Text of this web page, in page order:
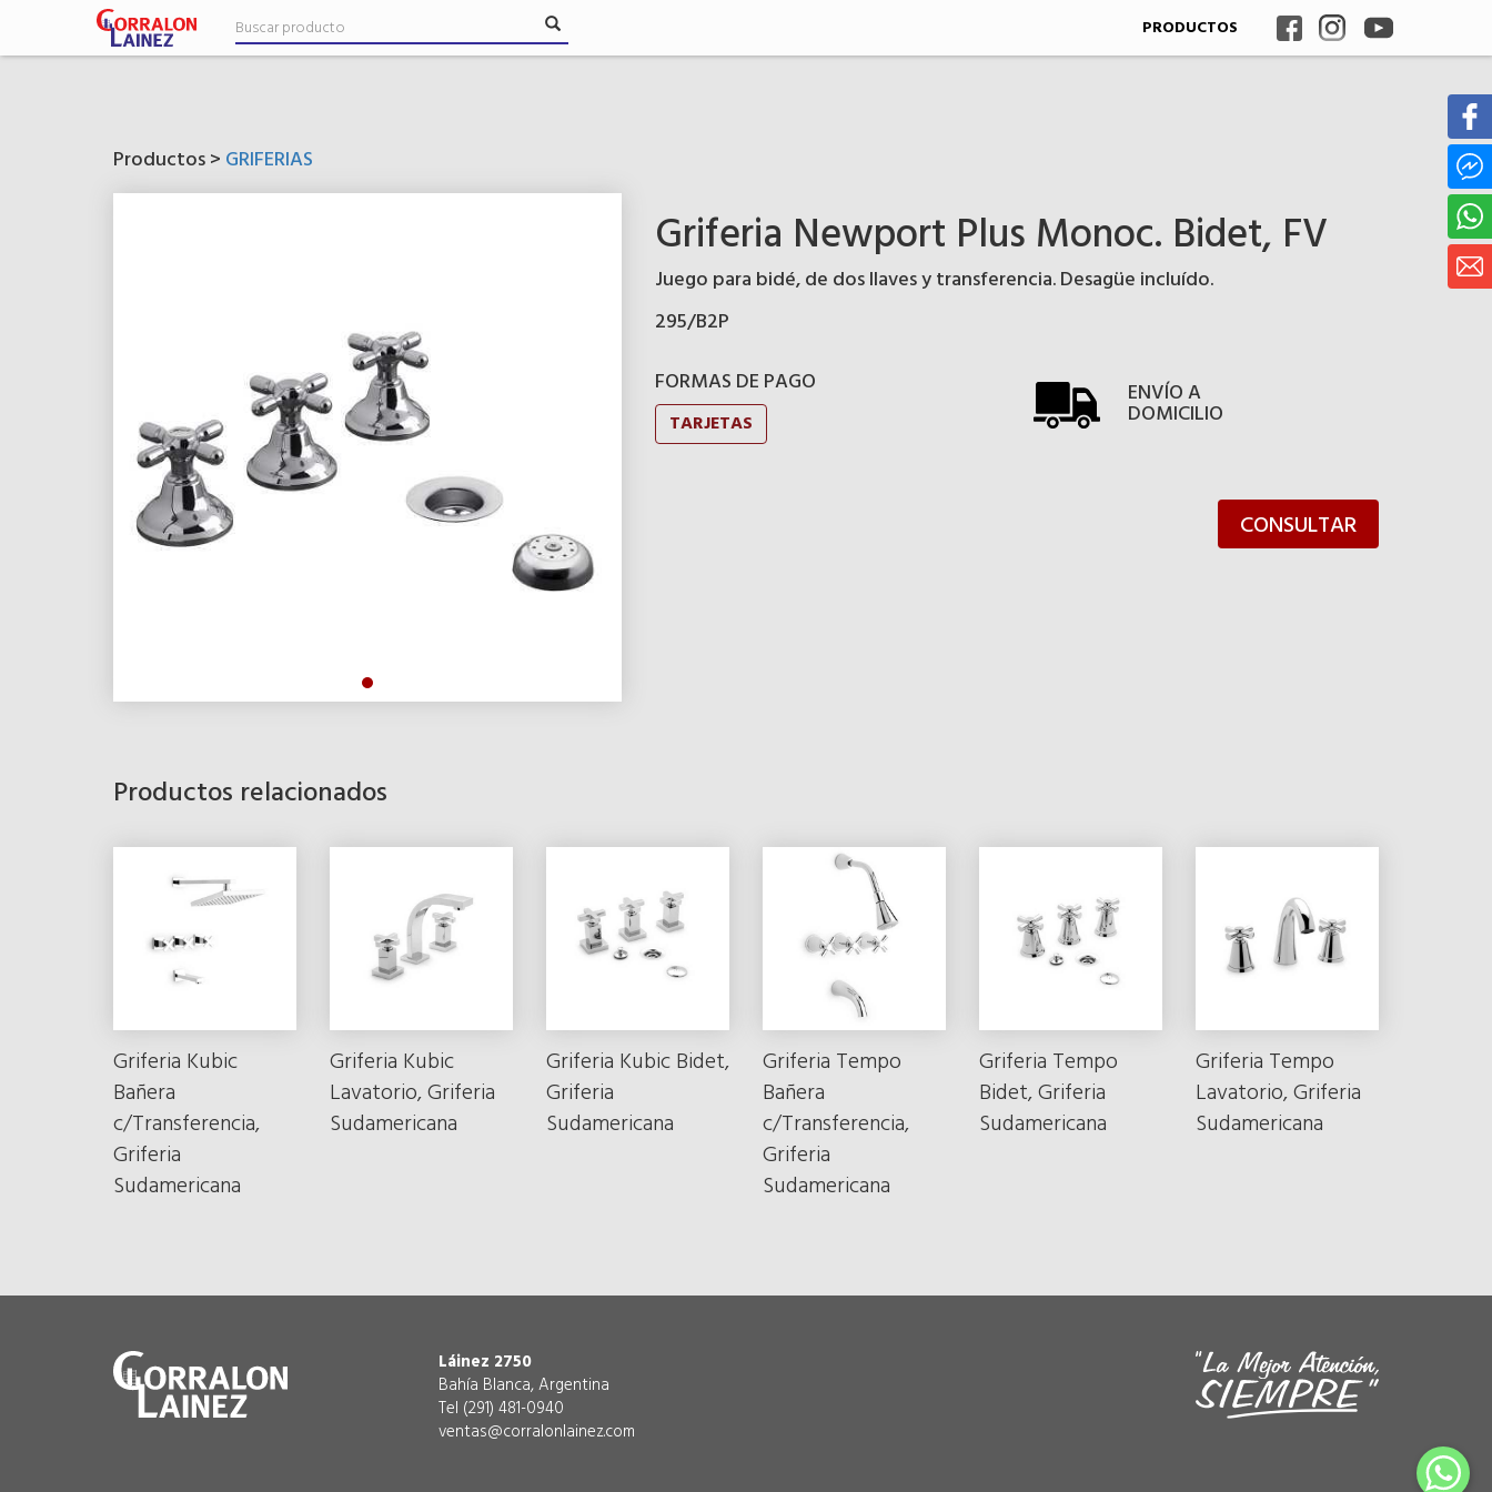
PRODUCTOS
Productos > GRIFERIAS
Griferia Newport Plus Monoc. Bidet, FV
Juego para bidé, de dos llaves y transferencia. Desagüe incluído.
295/B2P
FORMAS DE PAGO
TARJETAS
ENVÍO A
DOMICILIO
CONSULTAR
Productos relacionados
Griferia Kubic
Bañera
c/Transferencia,
Griferia
Sudamericana
Griferia Kubic
Lavatorio, Griferia
Sudamericana
Griferia Kubic Bidet,
Griferia
Sudamericana
Griferia Tempo
Bañera
c/Transferencia,
Griferia
Sudamericana
Griferia Tempo
Bidet, Griferia
Sudamericana
Griferia Tempo
Lavatorio, Griferia
Sudamericana
Láinez 2750
Bahía Blanca, Argentina
Tel (291) 481-0940
ventas@corralonlainez.com